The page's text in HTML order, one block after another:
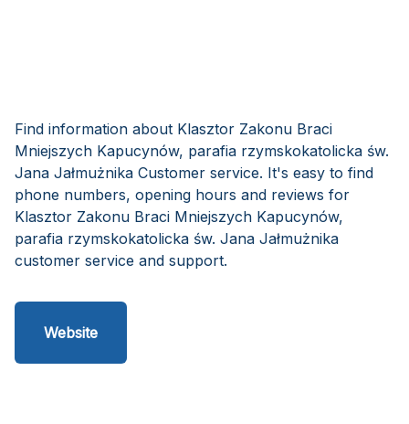
Find information about Klasztor Zakonu Braci
Mniejszych Kapucynów, parafia rzymskokatolicka św.
Jana Jałmużnika Customer service. It's easy to find
phone numbers, opening hours and reviews for
Klasztor Zakonu Braci Mniejszych Kapucynów,
parafia rzymskokatolicka św. Jana Jałmużnika
customer service and support.
Website